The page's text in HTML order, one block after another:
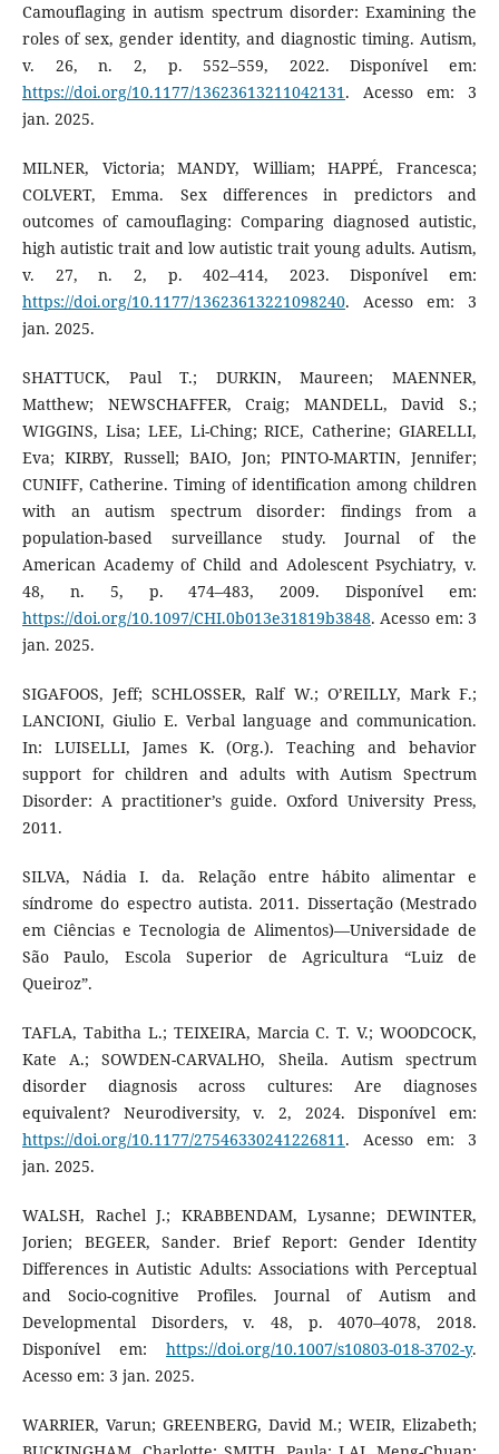
Camouflaging in autism spectrum disorder: Examining the
roles of sex, gender identity, and diagnostic timing. Autism,
v. 26, n. 2, p. 552–559, 2022. Disponível em:
https://doi.org/10.1177/13623613211042131. Acesso em: 3
jan. 2025.
MILNER, Victoria; MANDY, William; HAPPÉ, Francesca;
COLVERT, Emma. Sex differences in predictors and
outcomes of camouflaging: Comparing diagnosed autistic,
high autistic trait and low autistic trait young adults. Autism,
v. 27, n. 2, p. 402–414, 2023. Disponível em:
https://doi.org/10.1177/13623613221098240. Acesso em: 3
jan. 2025.
SHATTUCK, Paul T.; DURKIN, Maureen; MAENNER,
Matthew; NEWSCHAFFER, Craig; MANDELL, David S.;
WIGGINS, Lisa; LEE, Li-Ching; RICE, Catherine; GIARELLI,
Eva; KIRBY, Russell; BAIO, Jon; PINTO-MARTIN, Jennifer;
CUNIFF, Catherine. Timing of identification among children
with an autism spectrum disorder: findings from a
population-based surveillance study. Journal of the
American Academy of Child and Adolescent Psychiatry, v.
48, n. 5, p. 474–483, 2009. Disponível em:
https://doi.org/10.1097/CHI.0b013e31819b3848. Acesso em: 3
jan. 2025.
SIGAFOOS, Jeff; SCHLOSSER, Ralf W.; O’REILLY, Mark F.;
LANCIONI, Giulio E. Verbal language and communication.
In: LUISELLI, James K. (Org.). Teaching and behavior
support for children and adults with Autism Spectrum
Disorder: A practitioner’s guide. Oxford University Press,
2011.
SILVA, Nádia I. da. Relação entre hábito alimentar e
síndrome do espectro autista. 2011. Dissertação (Mestrado
em Ciências e Tecnologia de Alimentos)—Universidade de
São Paulo, Escola Superior de Agricultura “Luiz de
Queiroz”.
TAFLA, Tabitha L.; TEIXEIRA, Marcia C. T. V.; WOODCOCK,
Kate A.; SOWDEN-CARVALHO, Sheila. Autism spectrum
disorder diagnosis across cultures: Are diagnoses
equivalent? Neurodiversity, v. 2, 2024. Disponível em:
https://doi.org/10.1177/27546330241226811. Acesso em: 3
jan. 2025.
WALSH, Rachel J.; KRABBENDAM, Lysanne; DEWINTER,
Jorien; BEGEER, Sander. Brief Report: Gender Identity
Differences in Autistic Adults: Associations with Perceptual
and Socio-cognitive Profiles. Journal of Autism and
Developmental Disorders, v. 48, p. 4070–4078, 2018.
Disponível em:https://doi.org/10.1007/s10803-018-3702-y.
Acesso em: 3 jan. 2025.
WARRIER, Varun; GREENBERG, David M.; WEIR, Elizabeth;